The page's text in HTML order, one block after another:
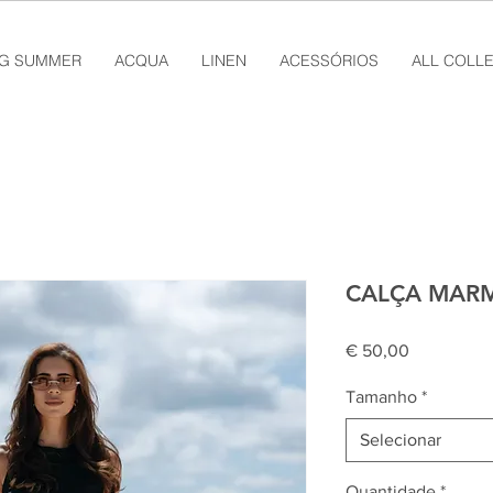
SUMMER ACQUA LINEN ACESSÓRIOS ALL
CALÇA
€ 50,00
Tamanho *
Selecionar